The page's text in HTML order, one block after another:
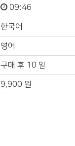
09:46
한국어
영어
구매 후 10 일
9,900 원